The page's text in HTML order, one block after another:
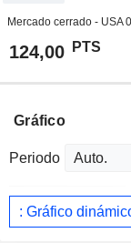
Mercado cerrado - USA
124,00 PTS
Gráfico
Periodo
: Gráfico